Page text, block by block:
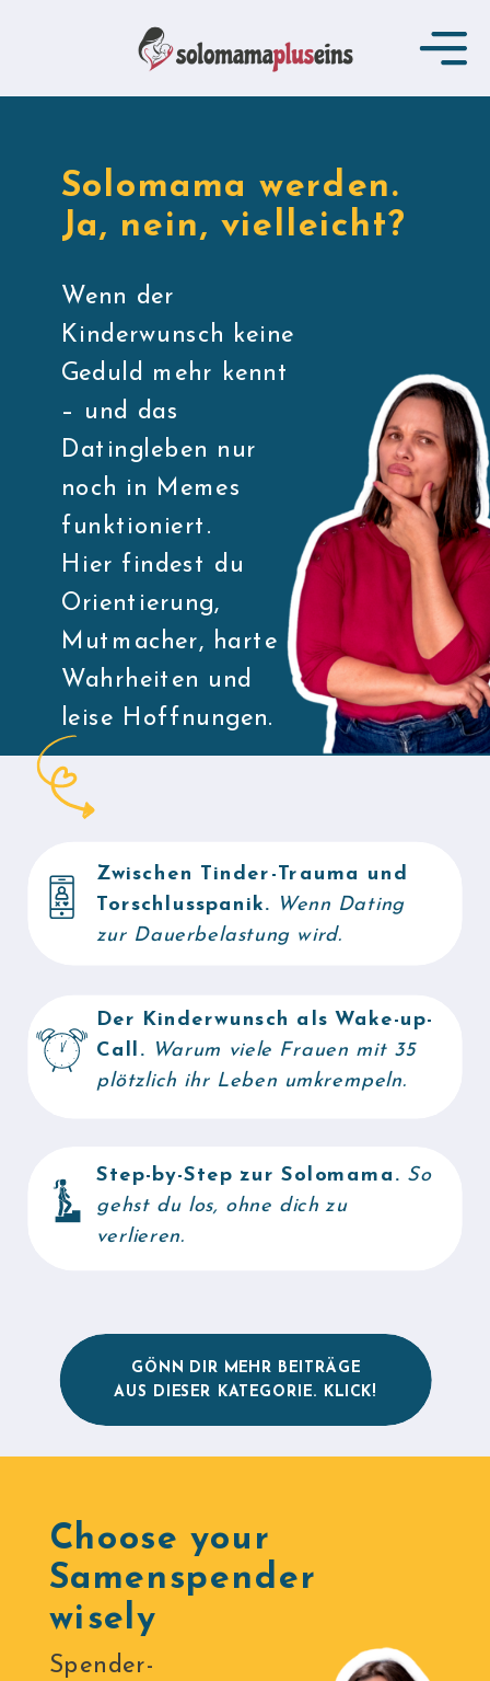
Wenn der
Kinderwunsch keine
Geduld mehr kennt
– und das
Datingleben nur
noch in Memes
funktioniert.
Hier findest du
Orientierung,
Mutmacher, harte
Wahrheiten und
leise Hoffnungen.
Solomama werden.
Ja, nein, vielleicht?
Step-by-Step zur Solomama. So
gehst du los, ohne dich zu
verlieren.
Der Kinderwunsch als Wake-up-
Call.
Warum viele Frauen mit 35
plötzlich ihr Leben umkrempeln.
Zwischen Tinder-Trauma und
Torschlusspanik.
Wenn Dating
zur Dauerbelastung wird.
GÖNN DIR MEHR BEITRÄGE
AUS DIESER KATEGORIE. KLICK!
Spender-
Choose your
Samenspender
wisely